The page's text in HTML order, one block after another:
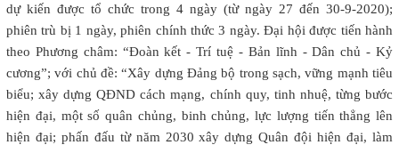
dự kiến được tổ chức trong 4 ngày (từ ngày 27 đến 30-9-2020);
phiên trù bị 1 ngày, phiên chính thức 3 ngày. Đại hội được tiến hành
theo Phương châm: “Đoàn kết - Trí tuệ - Bản lĩnh - Dân chủ - Kỷ
cương”; với chủ đề: “Xây dựng Đảng bộ trong sạch, vững mạnh tiêu
biểu; xây dựng QĐND cách mạng, chính quy, tinh nhuệ, từng bước
hiện đại, một số quân chủng, binh chủng, lực lượng tiến thẳng lên
hiện đại; phấn đấu từ năm 2030 xây dựng Quân đội hiện đại, làm